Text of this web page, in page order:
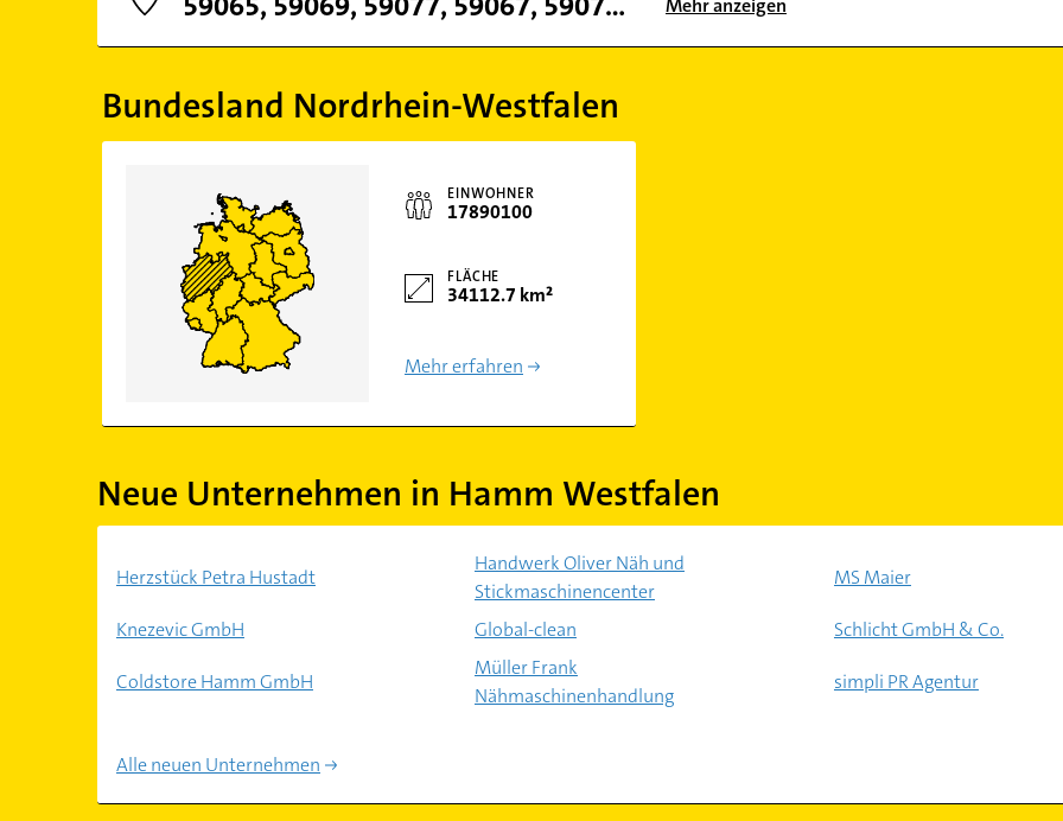
Mehr anzeigen
Bundesland Nordrhein-Westfalen
EINWOHNER
17890100
FLÄCHE
34112.7 km²
Mehr erfahren
Neue Unternehmen in Hamm Westfalen
Herzstück Petra Hustadt
Handwerk Oliver Näh und
Stickmaschinencenter
MS Maier
Knezevic GmbH Global-clean Schlicht GmbH & Co.
Coldstore Hamm GmbH
Müller Frank
Nähmaschinenhandlung
simpli PR Agentur
Alle neuen Unternehmen